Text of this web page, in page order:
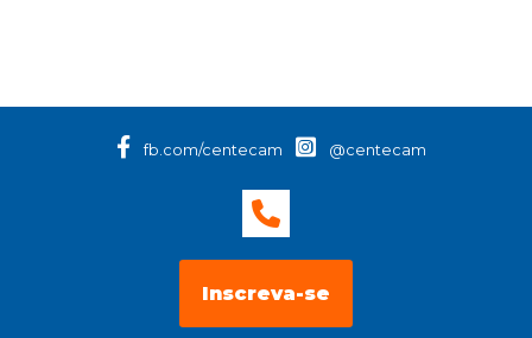
fb.com/centecam @centecam
Inscreva-se